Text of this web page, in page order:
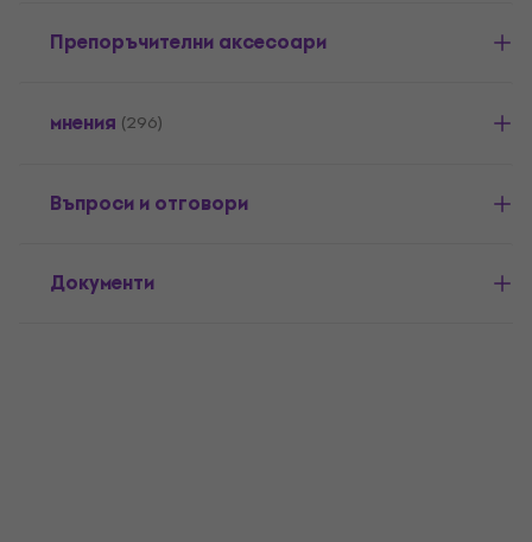
Препоръчителни аксесоари
мнения (296)
Въпроси и отговори
Документи